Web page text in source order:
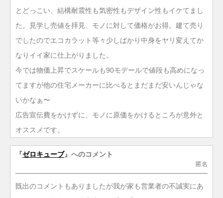
とどっこい、結構耐震性も気密性もデザイン性もイケてまし
た。見学し売値を拝見、モノに対して価格がお得。建て売り
でしたのでエコカラット等々少しばかり中身をヤリ変えてか
なりイイ家に仕上がりました。
今では物価上昇でスケールも90モデールで値段も高めになっ
てますが他の住宅メーカーに比べるとまだまだ安いんじゃな
いかなぁ〜
広告宣伝費をかけずに、モノに原価をかけるところが意外と
オススメです。
『ゼロキューブ』へのコメント
匿名
既出のコメントもありましたが我が家も営業者の不誠実にあ